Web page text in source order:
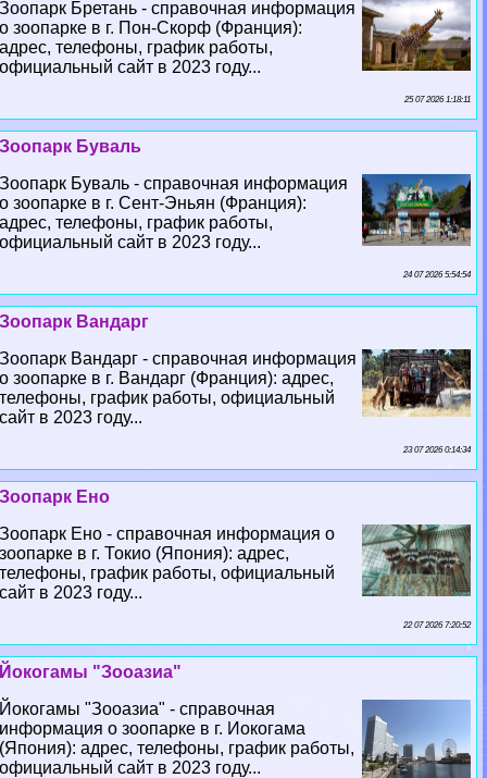
Зоопарк Бретань - справочная информация
о зоопарке в г. Пон-Скорф (Франция):
адрес, телефоны, график работы,
официальный сайт в 2023 году...
25 07 2026 1:18:11
Зоопарк Буваль
Зоопарк Буваль - справочная информация
о зоопарке в г. Сент-Эньян (Франция):
адрес, телефоны, график работы,
официальный сайт в 2023 году...
24 07 2026 5:54:54
Зоопарк Вандарг
Зоопарк Вандарг - справочная информация
о зоопарке в г. Вандарг (Франция): адрес,
телефоны, график работы, официальный
сайт в 2023 году...
23 07 2026 0:14:34
Зоопарк Ено
Зоопарк Ено - справочная информация о
зоопарке в г. Токио (Япония): адрес,
телефоны, график работы, официальный
сайт в 2023 году...
22 07 2026 7:20:52
Йокогамы "Зооазиа"
Йокогамы "Зооазиа" - справочная
информация о зоопарке в г. Иокогама
(Япония): адрес, телефоны, график работы,
официальный сайт в 2023 году...